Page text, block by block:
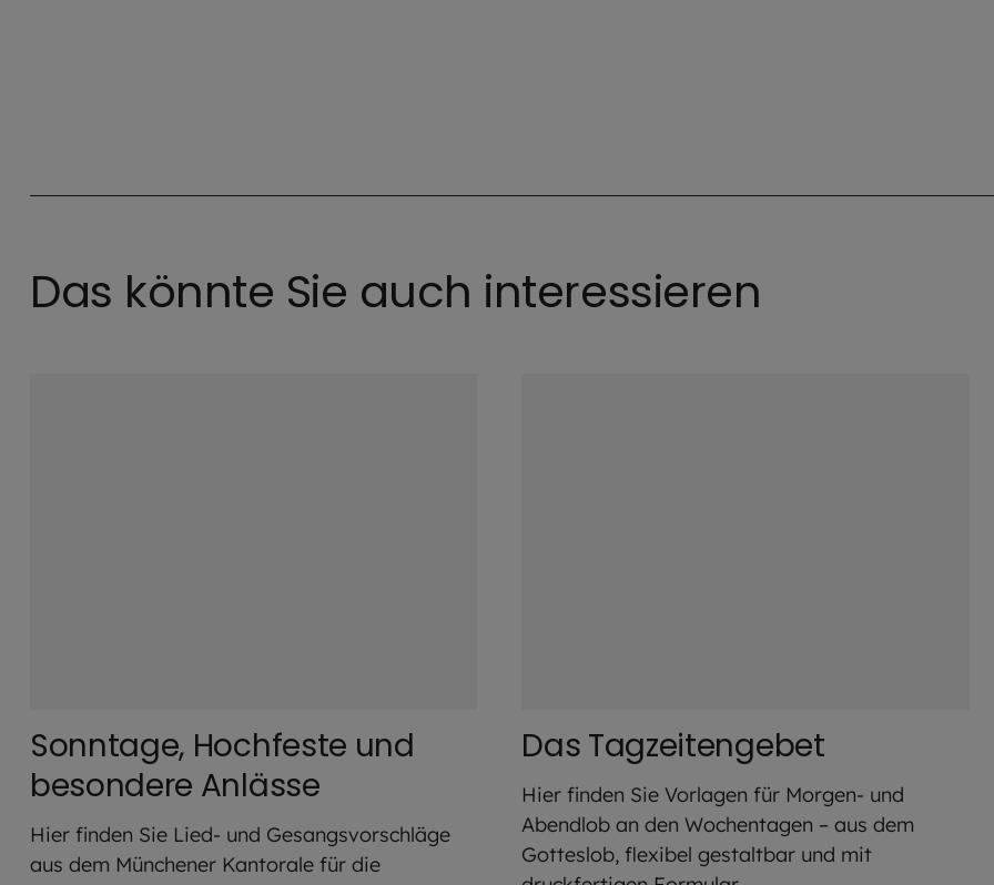
Das könnte Sie auch interessieren
Sonntage, Hochfeste und
besondere Anlässe
Hier finden Sie Lied- und Gesangsvorschläge
aus dem Münchener Kantorale für die
Das Tagzeitengebet
Hier finden Sie Vorlagen für Morgen- und
Abendlob an den Wochentagen – aus dem
Gotteslob, flexibel gestaltbar und mit